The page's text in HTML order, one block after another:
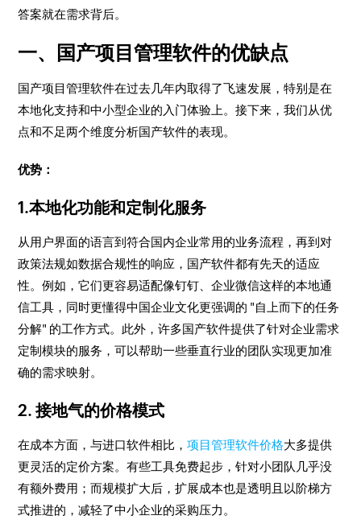
答案就在需求背后。
一、国产项目管理软件的优缺点
国产项目管理软件在过去几年内取得了飞速发展，特别是在
本地化支持和中小型企业的入门体验上。接下来，我们从优
点和不足两个维度分析国产软件的表现。
优势：
1.本地化功能和定制化服务
从用户界面的语言到符合国内企业常用的业务流程，再到对
政策法规如数据合规性的响应，国产软件都有先天的适应
性。例如，它们更容易适配像钉钉、企业微信这样的本地通
信工具，同时更懂得中国企业文化更强调的 "自上而下的任务
分解" 的工作方式。此外，许多国产软件提供了针对企业需求
定制模块的服务，可以帮助一些垂直行业的团队实现更加准
确的需求映射。
2. 接地气的价格模式
在成本方面，与进口软件相比，项目管理软件价格大多提供
更灵活的定价方案。有些工具免费起步，针对小团队几乎没
有额外费用；而规模扩大后，扩展成本也是透明且以阶梯方
式推进的，减轻了中小企业的采购压力。